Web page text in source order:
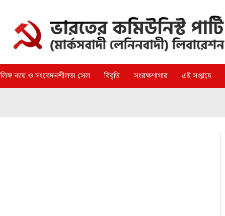
লিঙ্গ ন্যায় ও সংবেদনশীলতা সেল বিবৃতি সংরক্ষণাগার এই সপ্তাহে